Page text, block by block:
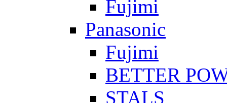
Fujimi
Panasonic
Fujimi
BETTER
STALS